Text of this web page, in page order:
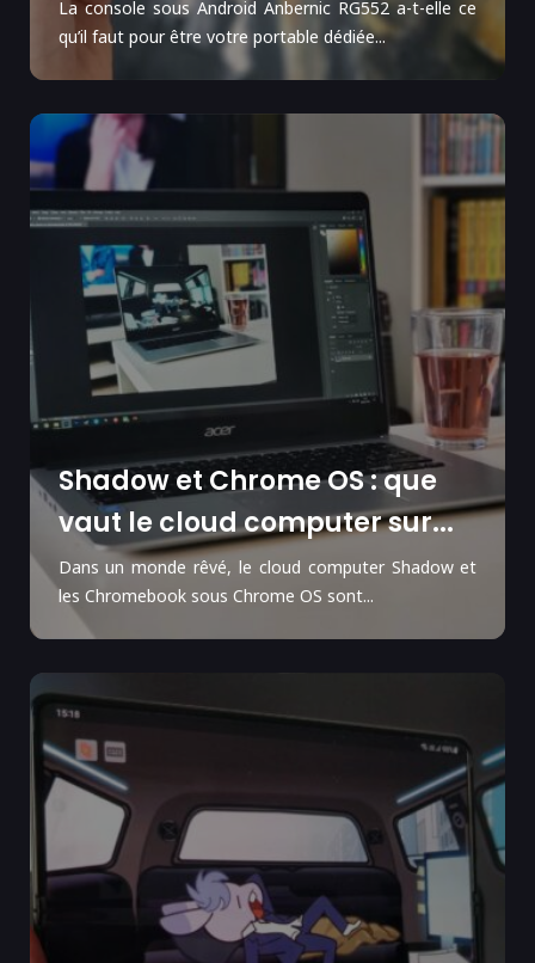
La console sous Android Anbernic RG552 a-t-elle ce
qu’il faut pour être votre portable dédiée...
Shadow et Chrome OS : que
vaut le cloud computer sur...
Dans un monde rêvé, le cloud computer Shadow et
les Chromebook sous Chrome OS sont...